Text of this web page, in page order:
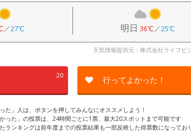
／27℃ 明日 36℃／25℃
天気情報提供元：株式会社ライフビ
20 行ってよかった！
」人は、ボタンを押してみんなにオススメしよう！
った」の投票は、24時間ごとに1票、最大20スポットまで可能です
ランキングは前年度までの投票結果も一部反映した得票数になってお